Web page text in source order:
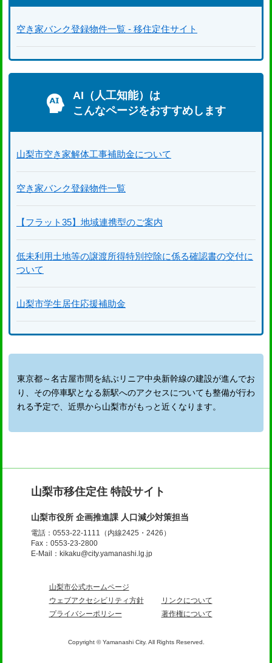
空き家バンク登録物件一覧 - 移住定住サイト
AI（人工知能）は
こんなページをおすすめします
山梨市空き家解体工事補助金について
空き家バンク登録物件一覧
【フラット35】地域連携型のご案内
低未利用土地等の譲渡所得特別控除に係る確認書の交付に
ついて
山梨市学生居住応援補助金
東京都～名古屋市間を結ぶリニア中央新幹線の建設が進んでお
り、その停車駅となる新駅へのアクセスについても整備が行わ
れる予定で、近県から山梨市がもっと近くなります。
山梨市移住定住 特設サイト
山梨市役所 企画推進課 人口減少対策担当
電話：0553-22-1111（内線2425・2426）
Fax：0553-23-2800
E-Mail：kikaku@city.yamanashi.lg.jp
山梨市公式ホームページ
ウェブアクセシビリティ方針
プライバシーポリシー
リンクについて
著作権について
Copyright © Yamanashi City. All Rights Reserved.